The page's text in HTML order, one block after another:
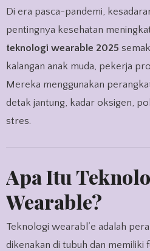
Di era pasca-pandemi,
pentingnya kesehatan
teknologi wearable 2025
kalangan anak muda, pekerja
Mereka menggunakan
detak jantung, kadar oksigen,
stres.
Apa Itu
Wearable?
Teknologi wearabl’e adalah
dikenakan di tubuh dan memiliki